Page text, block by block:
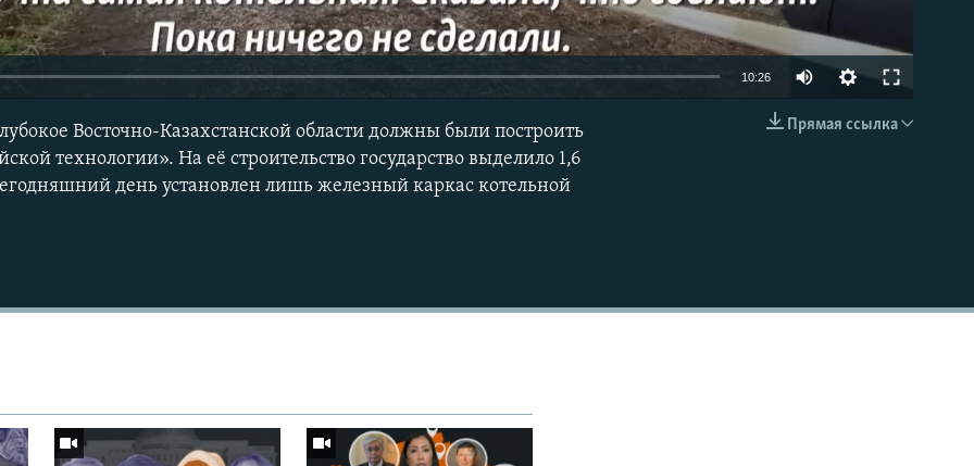
10:26 Auto
Прямая ссылка
Восточно-Казахстанской области должны были построить
технологии». На её строительство государство выделило 1,6
день установлен лишь железный каркас котельной